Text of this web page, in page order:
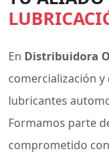
En Distribuidora
comercialización
lubricantes
Formamos parte
comprometido